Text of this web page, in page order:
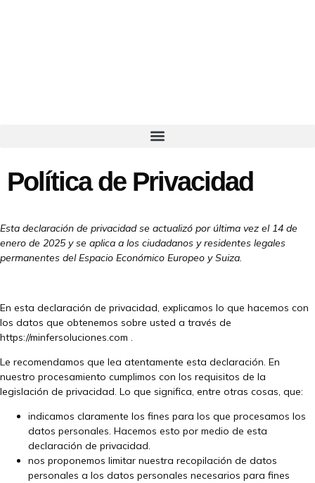
Política de Privacidad
Esta declaración de privacidad se actualizó por última vez el 14 de
enero de 2025 y se aplica a los ciudadanos y residentes legales
permanentes del Espacio Económico Europeo y Suiza.
En esta declaración de privacidad, explicamos lo que hacemos con
los datos que obtenemos sobre usted a través de
https://minfersoluciones.com .
Le recomendamos que lea atentamente esta declaración. En
nuestro procesamiento cumplimos con los requisitos de la
legislación de privacidad. Lo que significa, entre otras cosas, que:
indicamos claramente los fines para los que procesamos los
datos personales. Hacemos esto por medio de esta
declaración de privacidad.
nos proponemos limitar nuestra recopilación de datos
personales a los datos personales necesarios para fines